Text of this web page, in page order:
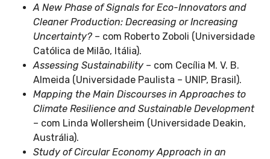
A New Phase of Signals for Eco-Innovators and
Cleaner Production: Decreasing or Increasing
Uncertainty? – com Roberto Zoboli (Universidade
Católica de Milão, Itália).
Assessing Sustainability – com Cecília M. V. B.
Almeida (Universidade Paulista – UNIP, Brasil).
Mapping the Main Discourses in Approaches to
Climate Resilience and Sustainable Development
– com Linda Wollersheim (Universidade Deakin,
Austrália).
Study of Circular Economy Approach in an